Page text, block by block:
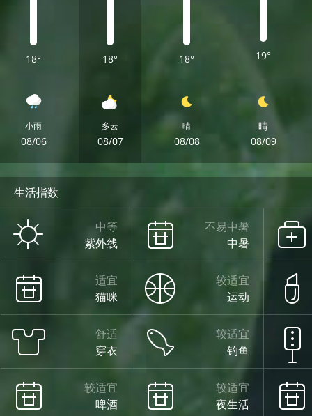
18°
小雨
08/06
18°
多云
08/07
18°
晴
08/08
19°
晴
08/09
周四
晴
14°
晴
生活指数
中等
紫外线
不易中暑
中暑
适宜
猫咪
较适宜
运动
舒适
穿衣
较适宜
钓鱼
较适宜
啤酒
较适宜
夜生活